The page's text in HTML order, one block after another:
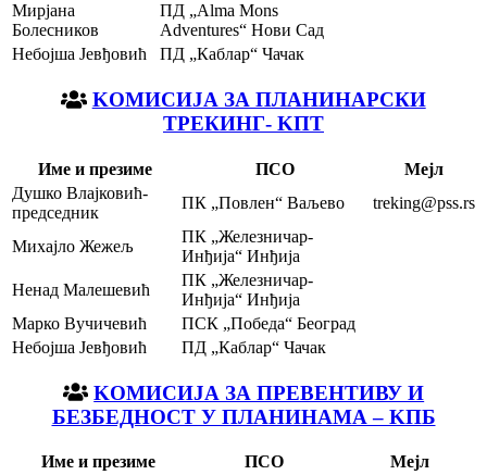
Мирјана
Болесников
ПД „Alma Mons
Adventures“ Нови Сад
Небојша Јевђовић
ПД „Каблар“ Чачак
KOМИСИЈА ЗА ПЛАНИНАРСКИ
ТРЕКИНГ- KПТ
Име и презиме ПСО
Мејл
Душко Влајковић-
председник
ПК „Повлен“ Ваљево treking@pss.rs
Михајло Жежељ
ПК „Железничар-
Инђија“ Инђија
Ненад Малешевић
ПК „Железничар-
Инђија“ Инђија
Марко Вучичевић
ПСК „Победа“ Београд
Небојша Јевђовић
ПД „Каблар“ Чачак
KOМИСИЈА ЗА ПРЕВЕНТИВУ И
БЕЗБЕДНОСТ У ПЛАНИНАМА – KПБ
Име и презиме ПСО
Мејл